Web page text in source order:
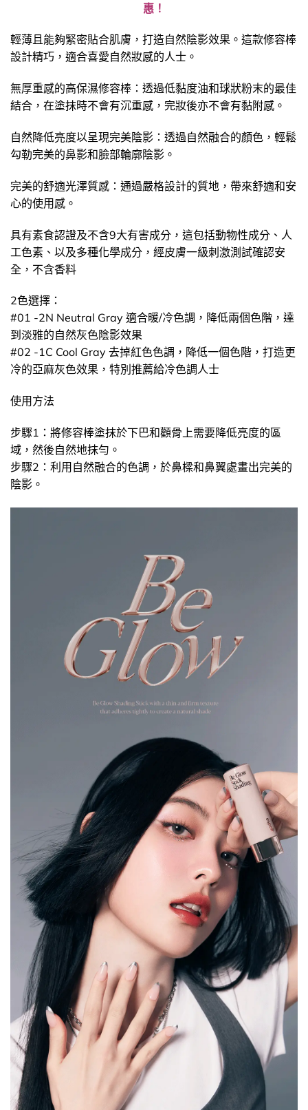
惠！
輕薄且能夠緊密貼合肌膚，打造自然陰影效果。這款修容棒
設計精巧，適合喜愛自然妝感的人士。
無厚重感的高保濕修容棒：透過低黏度油和球狀粉末的最佳
結合，在塗抹時不會有沉重感，完妝後亦不會有黏附感。
自然降低亮度以呈現完美陰影：透過自然融合的顏色，輕鬆
勾勒完美的鼻影和臉部輪廓陰影。
完美的舒適光澤質感：通過嚴格設計的質地，帶來舒適和安
心的使用感。
具有素食認證及不含9大有害成分，這包括動物性成分、人
工色素、以及多種化學成分，經皮膚一級刺激測試確認安
全，不含香料
2色選擇：
#01 -2N Neutral Gray 適合暖/冷色調，降低兩個色階，達
到淡雅的自然灰色陰影效果
#02 -1C Cool Gray 去掉紅色色調，降低一個色階，打造更
冷的亞麻灰色效果，特別推薦給冷色調人士
使用方法
步驟1：將修容棒塗抹於下巴和顴骨上需要降低亮度的區
域，然後自然地抹勻。
步驟2：利用自然融合的色調，於鼻樑和鼻翼處畫出完美的
陰影。